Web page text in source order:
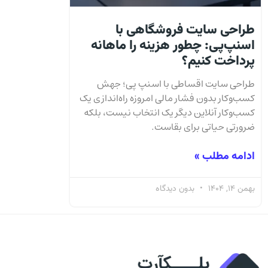
طراحی سایت فروشگاهی با
اسنپ‌پی: چطور هزینه را ماهانه
پرداخت کنیم؟
طراحی سایت اقساطی با اسنپ پی؛ جهش
کسب‌وکار بدون فشار مالی امروزه راه‌اندازی یک
کسب‌وکار آنلاین دیگر یک انتخاب نیست، بلکه
ضرورتی حیاتی برای بقاست.
ادامه مطلب »
بهمن 14, 1404 بدون دیدگاه